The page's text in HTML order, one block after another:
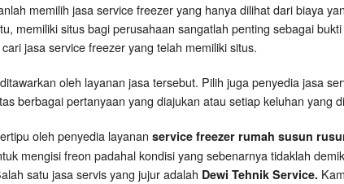
memilih jasa service freezer yang hanya dilihat dari biaya
memiliki situs bagi perusahaan sangatlah penting sebagai
jasa service freezer yang telah memiliki situs.
oleh layanan jasa tersebut. Pilih juga penyedia jasa
berbagai pertanyaan yang diajukan atau setiap keluhan yang
oleh penyedia layanan service freezer rumah susun
mengisi freon padahal kondisi yang sebenarnya tidaklah
satu jasa servis yang jujur adalah Dewi Tehnik Service.